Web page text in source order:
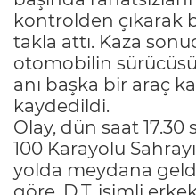
kontrolden çıkarak
takla attı. Kaza
otomobilin
anı başka bir araç
kaydedildi.
Olay, dün saat 17.30
100 Karayolu
yolda meydana